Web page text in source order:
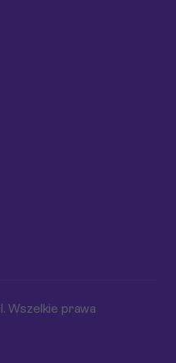
Wszelkie prawa